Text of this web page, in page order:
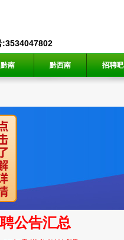
:3534047802
黔南 黔西南 招聘吧